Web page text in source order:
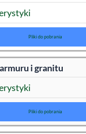
Pliki do pobrania
i granitu
Pliki do pobrania